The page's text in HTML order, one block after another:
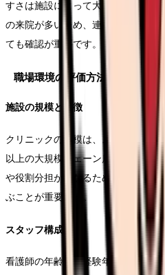
すさは施設によって大きく異なりま
の来院が多いため、連続休暇の取得
ても確認が重要です。
職場環境の評価方法
施設の規模と特徴
クリニックの規模は、スタッフ数10
以上の大規模チェーン店まで様々で
や役割分担が異なるため、自身のキ
ぶことが重要です。
スタッフ構成
看護師の年齢層や経験年数の分布は